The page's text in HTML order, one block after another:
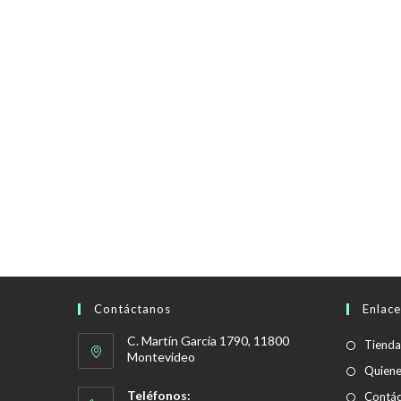
Contáctanos
C. Martín García 1790, 11800
Montevideo
Teléfonos:
Tienda